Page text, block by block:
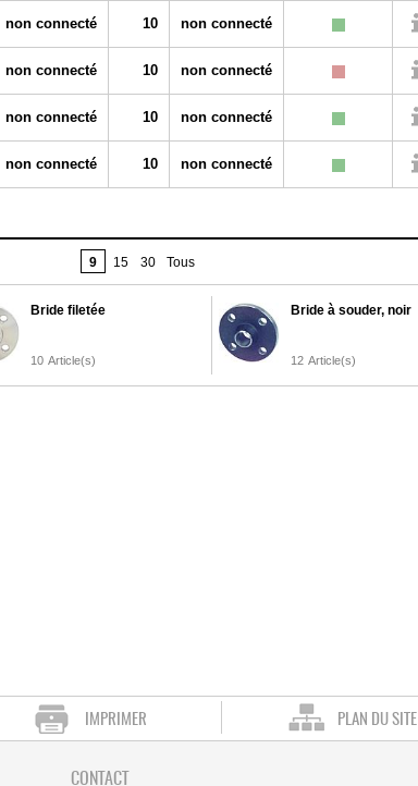
non connecté 10 non connecté
non connecté 10 non connecté
non connecté 10 non connecté
non connecté 10 non connecté
9 15 30 Tous
Bride filetée
10 Article(s)
Bride à souder, noir
12 Article(s)
IMPRIMER PLAN DU SITE
CONTACT